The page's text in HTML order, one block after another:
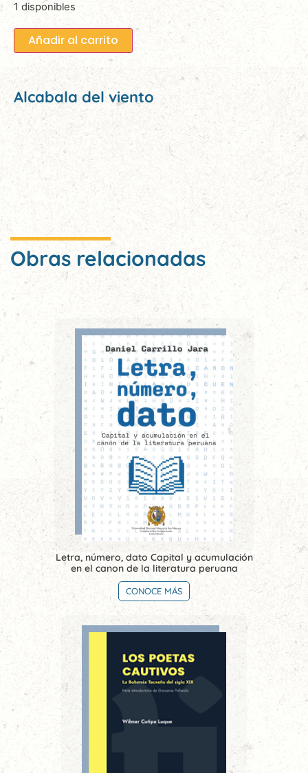
1 disponibles
Añadir al carrito
Alcabala del viento
Obras relacionadas
Letra, número, dato Capital y acumulación
en el canon de la literatura peruana
CONOCE MÁS